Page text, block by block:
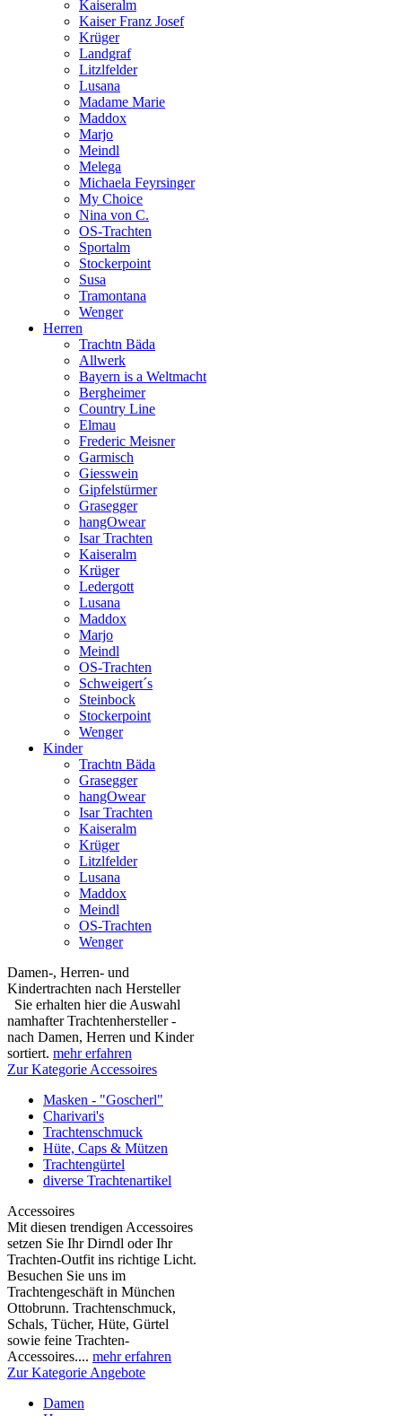
Kaiseralm
Kaiser Franz Josef
Krüger
Landgraf
Litzlfelder
Lusana
Madame Marie
Maddox
Marjo
Meindl
Melega
Michaela Feyrsinger
My Choice
Nina von C.
OS-Trachten
Sportalm
Stockerpoint
Susa
Tramontana
Wenger
Herren
Trachtn Bäda
Allwerk
Bayern is a Weltmacht
Bergheimer
Country Line
Elmau
Frederic Meisner
Garmisch
Giesswein
Gipfelstürmer
Grasegger
hangOwear
Isar Trachten
Kaiseralm
Krüger
Ledergott
Lusana
Maddox
Marjo
Meindl
OS-Trachten
Schweigert´s
Steinbock
Stockerpoint
Wenger
Kinder
Trachtn Bäda
Grasegger
hangOwear
Isar Trachten
Kaiseralm
Krüger
Litzlfelder
Lusana
Maddox
Meindl
OS-Trachten
Wenger
Damen-, Herren- und
Kindertrachten nach Hersteller
Sie erhalten hier die Auswahl
namhafter Trachtenhersteller -
nach Damen, Herren und Kinder
sortiert. mehr erfahren
Zur Kategorie Accessoires
Masken - "Goscherl"
Charivari's
Trachtenschmuck
Hüte, Caps & Mützen
Trachtengürtel
diverse Trachtenartikel
Accessoires
Mit diesen trendigen Accessoires
setzen Sie Ihr Dirndl oder Ihr
Trachten-Outfit ins richtige Licht.
Besuchen Sie uns im
Trachtengeschäft in München
Ottobrunn. Trachtenschmuck,
Schals, Tücher, Hüte, Gürtel
sowie feine Trachten-
Accessoires.... mehr erfahren
Zur Kategorie Angebote
Damen